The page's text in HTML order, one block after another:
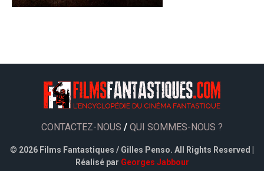
CONTACTEZ-NOUS / QUI SOMMES-NOUS ?
© 2026 Films Fantastiques / Gilles Penso. All Rights Reserved |
Réalisé par Georges Jabbour